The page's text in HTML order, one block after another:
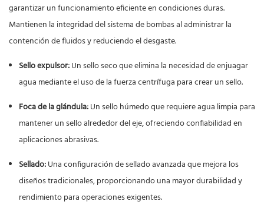
garantizar un funcionamiento eficiente en condiciones duras.
Mantienen la integridad del sistema de bombas al administrar la
contención de fluidos y reduciendo el desgaste.
Sello expulsor:Un sello seco que elimina la necesidad de enjuagar
agua mediante el uso de la fuerza centrífuga para crear un sello.
Foca de la glándula:Un sello húmedo que requiere agua limpia para
mantener un sello alrededor del eje, ofreciendo confiabilidad en
aplicaciones abrasivas.
Sellado:Una configuración de sellado avanzada que mejora los
diseños tradicionales, proporcionando una mayor durabilidad y
rendimiento para operaciones exigentes.